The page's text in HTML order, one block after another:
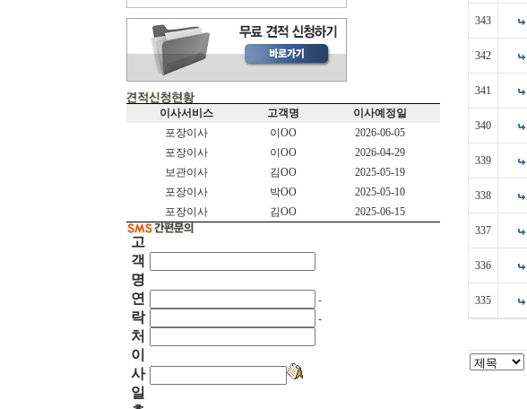
이사서비스 고객명
이사예정일
포장이사
이OO
2026-06-05
포장이사
이OO
2026-04-29
보관이사
김OO
2025-05-19
포장이사
박OO
2025-05-10
포장이사
김OO 2025-06-15
고
객
명
연
락
처
-
-
이
사
일
343
342
341
340
339
338
337
336
335